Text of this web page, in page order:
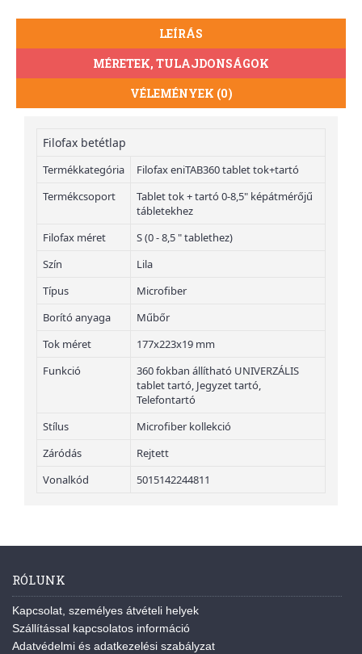
LEÍRÁS
MÉRETEK, TULAJDONSÁGOK
VÉLEMÉNYEK (0)
Filofax betétlap
Termékkategória
Filofax eniTAB360 tablet tok+tartó
Termékcsoport
Tablet tok + tartó 0-8,5" képátmérőjű
tábletekhez
Filofax méret
S (0 - 8,5 " tablethez)
Szín
Lila
Típus
Microfiber
Borító anyaga
Műbőr
Tok méret
177x223x19 mm
Funkció
360 fokban állítható UNIVERZÁLIS
tablet tartó, Jegyzet tartó,
Telefontartó
Stílus
Microfiber kollekció
Záródás
Rejtett
Vonalkód
5015142244811
RÓLUNK
Kapcsolat, személyes átvételi helyek
Szállítással kapcsolatos információ
Adatvédelmi és adatkezelési szabályzat